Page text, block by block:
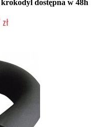
dostępna w 48h